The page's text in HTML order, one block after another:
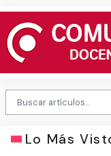
Lo Más